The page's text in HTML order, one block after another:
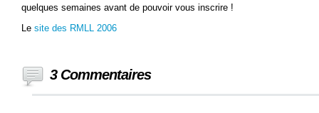
quelques semaines avant de pouvoir vous inscrire !
Le site des RMLL 2006
3 Commentaires